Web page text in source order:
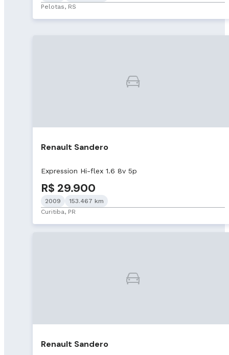
Pelotas, RS
Renault Sandero
Expression Hi-flex 1.6 8v 5p
R$ 29.900
2009
153.467 km
Curitiba, PR
Renault Sandero